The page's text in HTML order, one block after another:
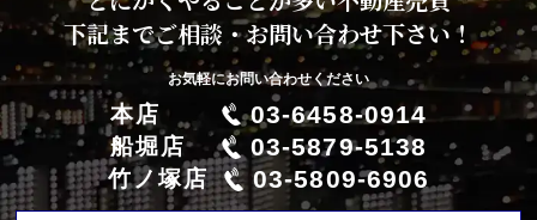
下記までご相談・お問い合わせ下さい！
お気軽にお問い合わせください
本店 03-6458-0914
船堀店 03-5879-5138
竹ノ塚店 03-5809-6906